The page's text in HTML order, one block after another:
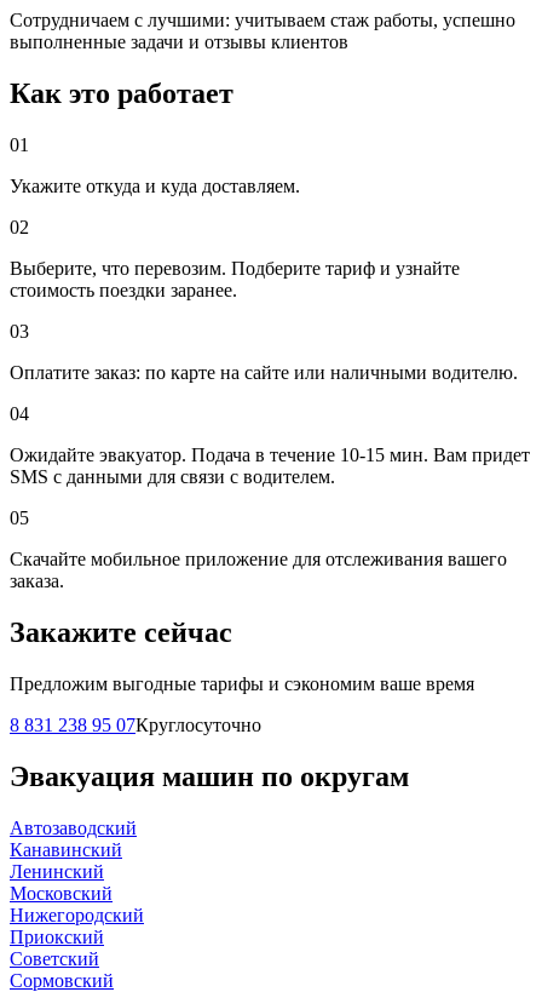
Сотрудничаем с лучшими: учитываем стаж работы, успешно
выполненные задачи и отзывы клиентов
Как это работает
01
Укажите откуда и куда доставляем.
02
Выберите, что перевозим. Подберите тариф и узнайте
стоимость поездки заранее.
03
Оплатите заказ: по карте на сайте или наличными водителю.
04
Ожидайте эвакуатор. Подача в течение 10-15 мин. Вам придет
SMS с данными для связи с водителем.
05
Скачайте мобильное приложение для отслеживания вашего
заказа.
Закажите сейчас
Предложим выгодные тарифы и сэкономим ваше время
8 831 238 95 07Круглосуточно
Эвакуация машин по округам
Автозаводский
Канавинский
Ленинский
Московский
Нижегородский
Приокский
Советский
Сормовский